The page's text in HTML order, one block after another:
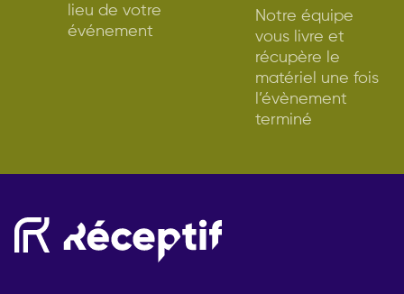
lieu de votre
événement
Notre équipe
vous livre et
récupère le
matériel une fois
l’évènement
terminé